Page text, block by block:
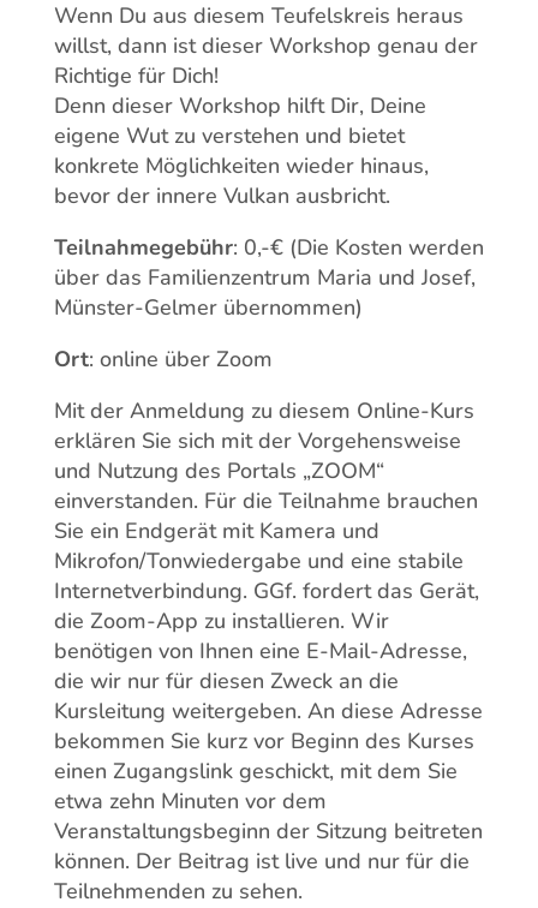
Wenn Du aus diesem Teufelskreis heraus
willst, dann ist dieser Workshop genau der
Richtige für Dich!
Denn dieser Workshop hilft Dir, Deine
eigene Wut zu verstehen und bietet
konkrete Möglichkeiten wieder hinaus,
bevor der innere Vulkan ausbricht.
Teilnahmegebühr: 0,-€ (Die Kosten werden
über das Familienzentrum Maria und Josef,
Münster-Gelmer übernommen)
Ort: online über Zoom
Mit der Anmeldung zu diesem Online-Kurs
erklären Sie sich mit der Vorgehensweise
und Nutzung des Portals „ZOOM“
einverstanden. Für die Teilnahme brauchen
Sie ein Endgerät mit Kamera und
Mikrofon/Tonwiedergabe und eine stabile
Internetverbindung. GGf. fordert das Gerät,
die Zoom-App zu installieren. Wir
benötigen von Ihnen eine E-Mail-Adresse,
die wir nur für diesen Zweck an die
Kursleitung weitergeben. An diese Adresse
bekommen Sie kurz vor Beginn des Kurses
einen Zugangslink geschickt, mit dem Sie
etwa zehn Minuten vor dem
Veranstaltungsbeginn der Sitzung beitreten
können. Der Beitrag ist live und nur für die
Teilnehmenden zu sehen.